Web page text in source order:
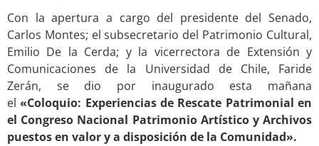
Con la apertura a cargo del presidente del Senado,
Carlos Montes; el subsecretario del Patrimonio Cultural,
Emilio De la Cerda; y la vicerrectora de Extensión y
Comunicaciones de la Universidad de Chile, Faride
Zerán, se dio por inaugurado esta mañana
el«Coloquio: Experiencias de Rescate Patrimonial en
el Congreso Nacional Patrimonio Artístico y Archivos
puestos en valor y a disposición de la Comunidad».